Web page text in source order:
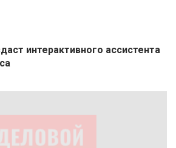
интерактивного ассистента